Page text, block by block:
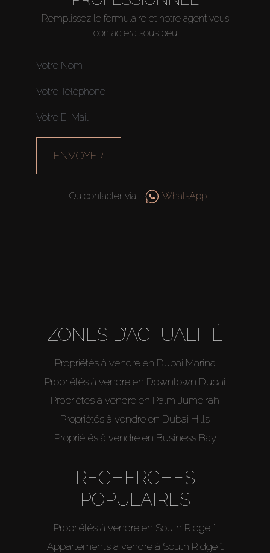
Remplissez le formulaire et notre agent vous
contactera sous peu
ENVOYER
Ou contacter via WhatsApp
ZONES D’ACTUALITÉ
Propriétés à vendre en Dubai Marina
Propriétés à vendre en Downtown Dubai
Propriétés à vendre en Palm Jumeirah
Propriétés à vendre en Dubai Hills
Propriétés à vendre en Business Bay
RECHERCHES
POPULAIRES
Propriétés à vendre en South Ridge 1
Appartements à vendre à South Ridge 1